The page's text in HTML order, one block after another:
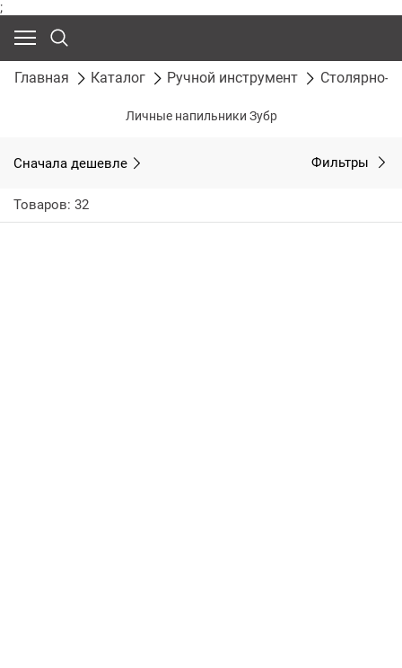
;
Главная Каталог Ручной инструмент Столярно-
Личные напильники Зубр
Сначала дешевле Фильтры
Товаров: 32